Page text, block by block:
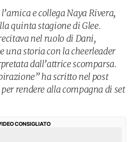
e collega Naya Rivera,
quinta stagione di Glee.
nel ruolo di Dani,
una storia con la cheerleader
dall’attrice scomparsa.
ha scritto nel post
rendere alla compagna di set
CONSIGLIATO